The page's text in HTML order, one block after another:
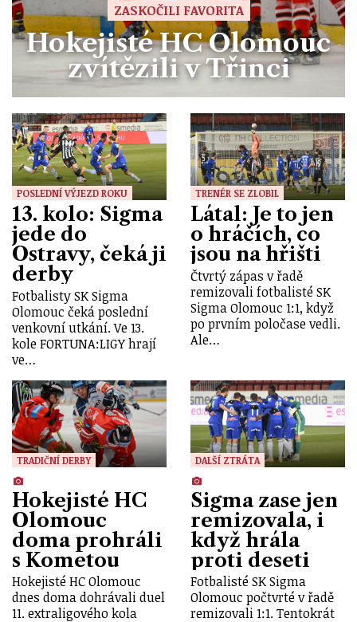
ZASKOČILI FAVORITA
Hokejisté HC Olomouc
zvítězili v Třinci
POSLEDNÍ VÝJEZD ROKU
13. kolo: Sigma
jede do
Ostravy, čeká ji
derby
Fotbalisty SK Sigma
Olomouc čeká poslední
venkovní utkání. Ve 13.
kole FORTUNA:LIGY hrají
ve…
TRENÉR SE ZLOBIL
Látal: Je to jen
o hráčích, co
jsou na hřišti
Čtvrtý zápas v řadě
remizovali fotbalisté SK
Sigma Olomouc 1:1, když
po prvním poločase vedli.
Ale…
TRADIČNÍ DERBY
Hokejisté HC
Olomouc
doma prohráli
s Kometou
Hokejisté HC Olomouc
dnes doma dohrávali duel
11. extraligového kola
DALŠÍ ZTRÁTA
Sigma zase jen
remizovala, i
když hrála
proti deseti
Fotbalisté SK Sigma
Olomouc počtvrté v řadě
remizovali 1:1. Tentokrát